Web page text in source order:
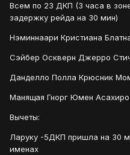
Всем по 23 ДКП (3 часа в
задержку рейда на 30 мин)
Нэминнаари Кристиана
Сэйбер Оскверн Джерро
Данделло Полла Крюсник
Манящая Гнорг Юмен
Вычеты:
Ларуку -5ДКП пришла на 30
именах